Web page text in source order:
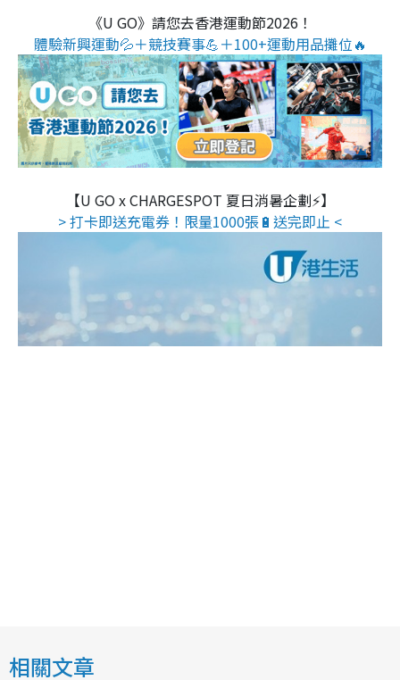
《U GO》請您去香港運動節2026！
體驗新興運動💦＋競技賽事💪＋100+運動用品攤位🔥
【U GO x CHARGESPOT 夏日消暑企劃⚡】
> 打卡即送充電券！限量1000張🔋送完即止 <
相關文章